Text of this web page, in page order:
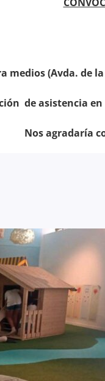
medios(Avda. de
de asistencia en
Nos agradaría